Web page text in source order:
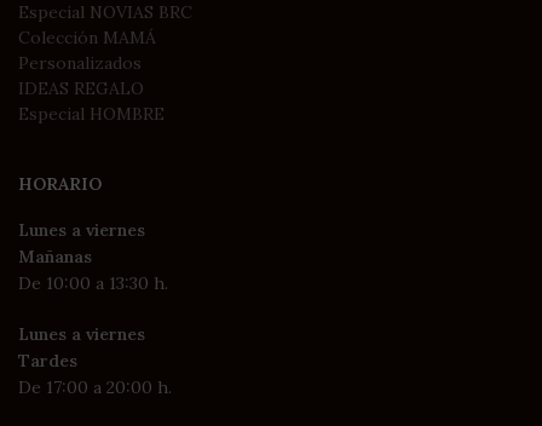
Especial NOVIAS BRC
Colección MAMÁ
Personalizados
IDEAS REGALO
Especial HOMBRE
HORARIO
Lunes a viernes
Mañanas
De 10:00 a 13:30 h.
Lunes a viernes
Tardes
De 17:00 a 20:00 h.